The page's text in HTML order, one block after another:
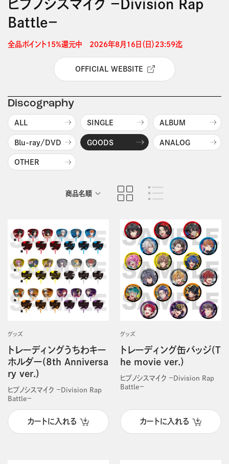
ヒプノシスマイク －Division Rap
Battle－
全品ポイント15%還元中　2026年8月16日（日）23:59迄
OFFICIAL WEBSITE
Discography
ALL SINGLE ALBUM
Blu-ray/DVD GOODS ANALOG
OTHER
商品名順
グッズ
トレーディングうちわキー
ホルダー(8th Anniversa
ry ver.)
ヒプノシスマイク －Division Rap
Battle－
カートに入れる
グッズ
トレーディング缶バッジ(T
he movie ver.)
ヒプノシスマイク －Division Rap
Battle－
カートに入れる